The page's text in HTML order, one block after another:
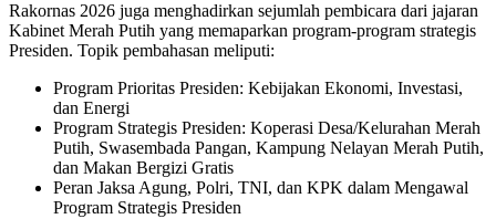
Rakornas 2026 juga menghadirkan sejumlah pembicara dari jajaran
Kabinet Merah Putih yang memaparkan program-program strategis
Presiden. Topik pembahasan meliputi:
Program Prioritas Presiden: Kebijakan Ekonomi, Investasi,
dan Energi
Program Strategis Presiden: Koperasi Desa/Kelurahan Merah
Putih, Swasembada Pangan, Kampung Nelayan Merah Putih,
dan Makan Bergizi Gratis
Peran Jaksa Agung, Polri, TNI, dan KPK dalam Mengawal
Program Strategis Presiden